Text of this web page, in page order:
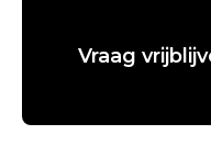
Vraag